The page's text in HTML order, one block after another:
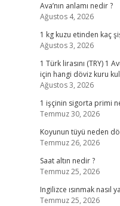
Ava’nın anlamı nedir ?
Ağustos 4, 2026
1 kg kuzu etinden kaç
Ağustos 3, 2026
1 Türk lirasını (TRY) 1
için hangi döviz kuru
Ağustos 3, 2026
1 işçinin sigorta primi
Temmuz 30, 2026
Koyunun tüyü neden
Temmuz 26, 2026
Saat altın nedir ?
Temmuz 25, 2026
Ingilizce ısınmak nasıl
Temmuz 25, 2026